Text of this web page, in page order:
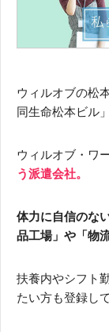
ウィルオブの松
同生命松本ビル
ウィルオブ・ワ
う派遣会社。
体力に自信のな
品工場」や「物
扶養内やシフト
たい方も登録し